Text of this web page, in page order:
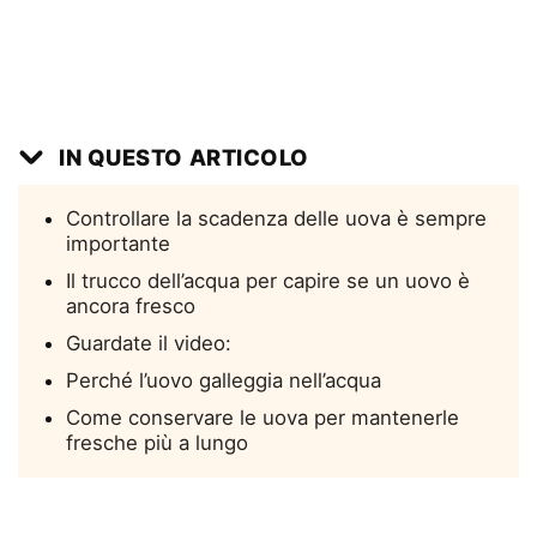
IN QUESTO ARTICOLO
Controllare la scadenza delle uova è sempre
importante
Il trucco dell’acqua per capire se un uovo è
ancora fresco
Guardate il video:
Perché l’uovo galleggia nell’acqua
Come conservare le uova per mantenerle
fresche più a lungo